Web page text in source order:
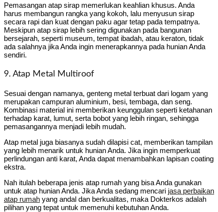
Pemasangan atap sirap memerlukan keahlian khusus. Anda
harus membangun rangka yang kokoh, lalu menyusun sirap
secara rapi dan kuat dengan paku agar tetap pada tempatnya.
Meskipun atap sirap lebih sering digunakan pada bangunan
bersejarah, seperti museum, tempat ibadah, atau keraton, tidak
ada salahnya jika Anda ingin menerapkannya pada hunian Anda
sendiri.
9. Atap Metal Multiroof
Sesuai dengan namanya, genteng metal terbuat dari logam yang
merupakan campuran aluminium, besi, tembaga, dan seng.
Kombinasi material ini memberikan keunggulan seperti ketahanan
terhadap karat, lumut, serta bobot yang lebih ringan, sehingga
pemasangannya menjadi lebih mudah.
Atap metal juga biasanya sudah dilapisi cat, memberikan tampilan
yang lebih menarik untuk hunian Anda. Jika ingin memperkuat
perlindungan anti karat, Anda dapat menambahkan lapisan coating
ekstra.
Nah itulah beberapa jenis atap rumah yang bisa Anda gunakan
untuk atap hunian Anda. Jika Anda sedang mencari jasa perbaikan
atap rumah yang andal dan berkualitas, maka Dokterkos adalah
pilihan yang tepat untuk memenuhi kebutuhan Anda.